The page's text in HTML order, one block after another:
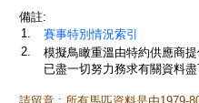
備註:
1.
賽事特別情況索引
2.
模擬鳥瞰重溫由特約供應商
已盡一切努力務求有關資料